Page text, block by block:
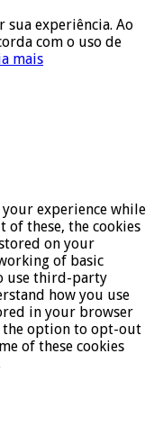
sua experiência. Ao
com o uso de
mais
experience while
of these, the cookies
on your
of basic
use third-party
how you use
in your browser
the option to opt-out
of these cookies